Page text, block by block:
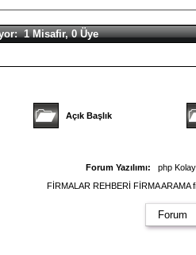
1 Misafir, 0 Üye
Açık Başlık
Forum Yazılımı:
php
FİRMALAR REHBERİ FİRMA
Forum